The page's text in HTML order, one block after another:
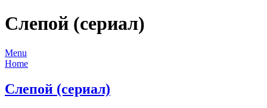
Слепой (сериал)
Menu
Home
Слепой (сериал)